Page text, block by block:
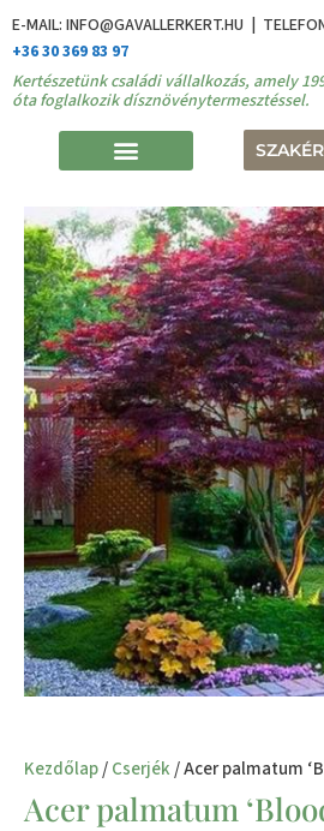
E-MAIL: INFO@GAVALLERKERT.HU |
+36 30 369 83 97
Kertészetünk családi vállalkozás, amely
óta foglalkozik dísznövénytermesztéssel.
Kezdőlap/Cserjék/ Acer palmatum
Acer palmatum